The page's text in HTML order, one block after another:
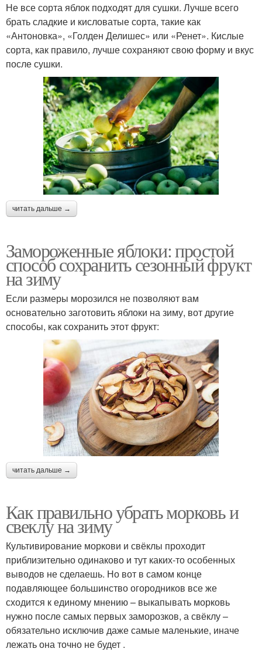
Не все сорта яблок подходят для сушки. Лучше всего
брать сладкие и кисловатые сорта, такие как
«Антоновка», «Голден Делишес» или «Ренет». Кислые
сорта, как правило, лучше сохраняют свою форму и вкус
после сушки.
читать дальше →
Замороженные яблоки: простой
способ сохранить сезонный фрукт
на зиму
Если размеры морозился не позволяют вам
основательно заготовить яблоки на зиму, вот другие
способы, как сохранить этот фрукт:
читать дальше →
Как правильно убрать морковь и
свеклу на зиму
Культивирование моркови и свёклы проходит
приблизительно одинаково и тут каких-то особенных
выводов не сделаешь. Но вот в самом конце
подавляющее большинство огородников все же
сходится к единому мнению – выкапывать морковь
нужно после самых первых заморозков, а свёклу –
обязательно исключив даже самые маленькие, иначе
лежать она точно не будет .